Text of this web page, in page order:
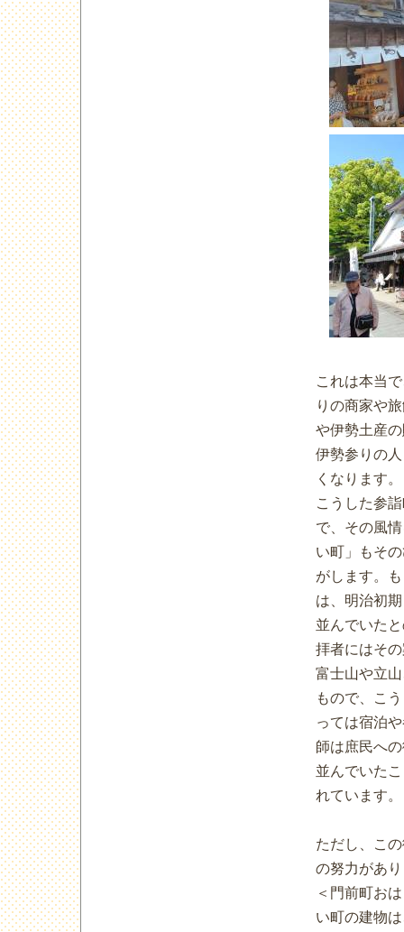
これは本当
りの商家や
や伊勢土産
伊勢参りの
くなります。
こうした参
で、その風
い町」もそ
がします。
は、明治初
並んでいた
拝者にはそ
富士山や立
もので、こ
っては宿泊
師は庶民へ
並んでいた
れています。
ただし、こ
の努力があ
＜門前町お
い町の建物